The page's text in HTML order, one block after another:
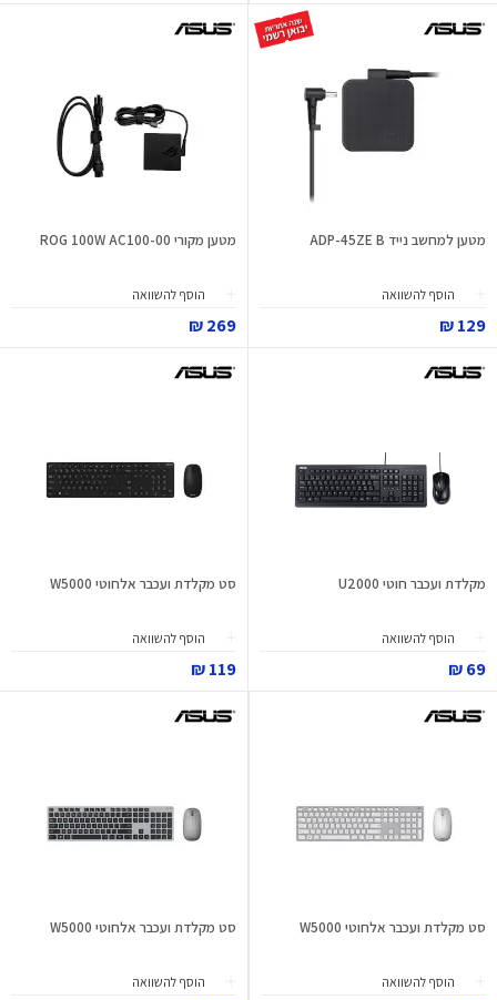
מטען למחשב נייד ADP-45ZE B
הוסף להשוואה
129 ₪
מטען מקורי ROG 100W AC100-00
הוסף להשוואה
269 ₪
מקלדת ועכבר חוטי U2000
הוסף להשוואה
69 ₪
סט מקלדת ועכבר אלחוטי W5000
הוסף להשוואה
119 ₪
סט מקלדת ועכבר אלחוטי W5000
הוסף להשוואה
סט מקלדת ועכבר אלחוטי W5000
הוסף להשוואה